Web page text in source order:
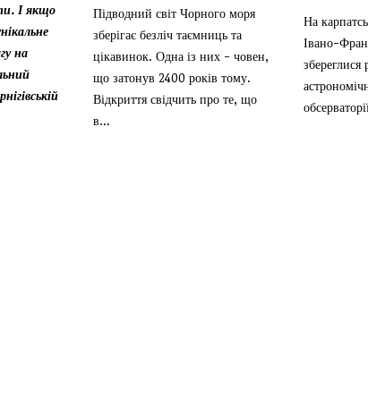
І якщо
на
Підводний світ Чорного моря
зберігає безліч таємниць та
цікавинок. Одна із них - човен,
що затонув 2400 років тому.
Відкриття свідчить про те, що
в...
На
Івано-
збереглися